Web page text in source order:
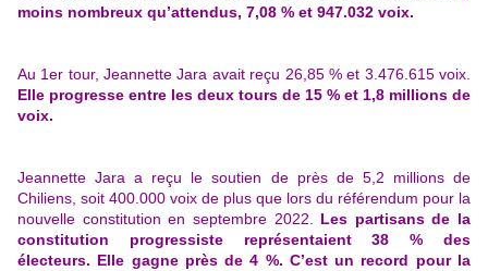
moins nombreux qu’attendus, 7,08 % et 947.032 voix.
Au 1er tour, Jeannette Jara avait reçu 26,85 % et 3.476.615 voix.
Elle progresse entre les deux tours de 15 % et 1,8 millions de
voix.
Jeannette Jara a reçu le soutien de près de 5,2 millions de
Chiliens, soit 400.000 voix de plus que lors du référendum pour la
nouvelle constitution en septembre 2022. Les partisans de la
constitution progressiste représentaient 38 % des
électeurs. Elle gagne près de 4 %. C’est un record pour la